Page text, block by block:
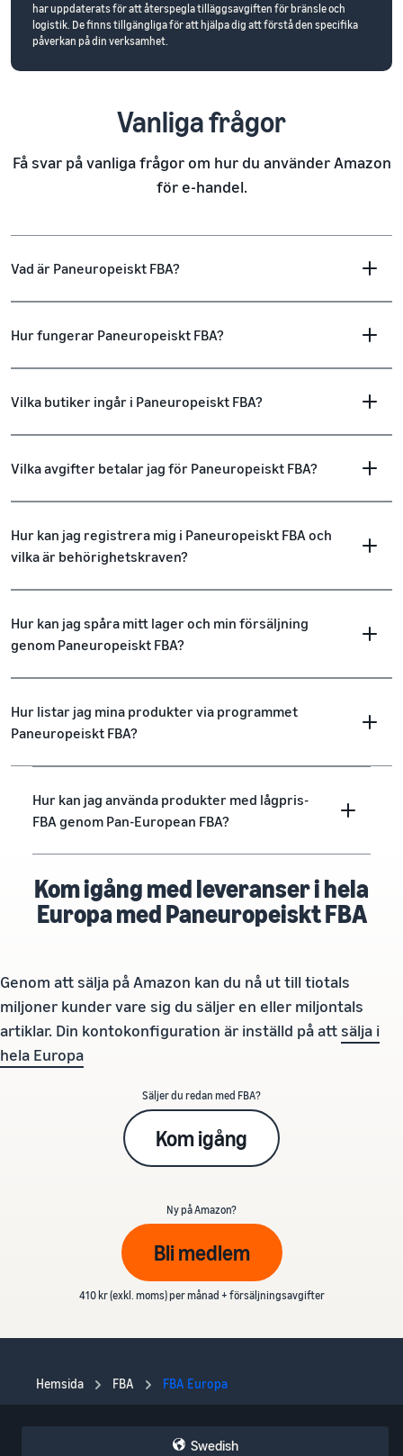
har uppdaterats för att återspegla tilläggsavgiften för bränsle och
logistik. De finns tillgängliga för att hjälpa dig att förstå den specifika
påverkan på din verksamhet.
Vanliga frågor
Få svar på vanliga frågor om hur du använder Amazon
för e-handel.
Vad är Paneuropeiskt FBA?
Hur fungerar Paneuropeiskt FBA?
Vilka butiker ingår i Paneuropeiskt FBA?
Vilka avgifter betalar jag för Paneuropeiskt FBA?
Hur kan jag registrera mig i Paneuropeiskt FBA och
vilka är behörighetskraven?
Hur kan jag spåra mitt lager och min försäljning
genom Paneuropeiskt FBA?
Hur listar jag mina produkter via programmet
Paneuropeiskt FBA?
Hur kan jag använda produkter med lågpris-
FBA genom Pan-European FBA?
Kom igång med leveranser i hela
Europa med Paneuropeiskt FBA
Genom att sälja på Amazon kan du nå ut till tiotals
miljoner kunder vare sig du säljer en eller miljontals
artiklar. Din kontokonfiguration är inställd på att sälja i
hela Europa
Säljer du redan med FBA?
Kom igång
Ny på Amazon?
Bli medlem
410 kr (exkl. moms) per månad + försäljningsavgifter
Hemsida FBA FBA Europa
Swedish